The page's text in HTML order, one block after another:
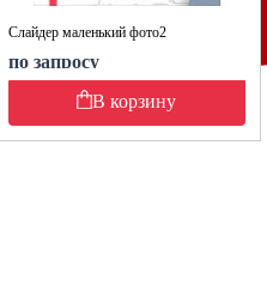
Слайдер маленький фото2
по запросу
В корзину